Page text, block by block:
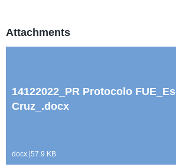
Attachments
14122022_PR Protocolo
Cruz_.docx
docx 57.9 KB